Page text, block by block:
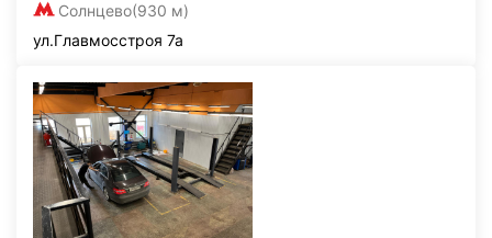
Солнцево(930 м)
ул.Главмосстроя 7а